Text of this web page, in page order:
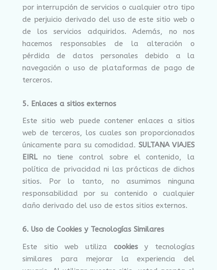
por interrupción de servicios o cualquier otro tipo
de perjuicio derivado del uso de este sitio web o
de los servicios adquiridos. Además, no nos
hacemos responsables de la alteración o
pérdida de datos personales debido a la
navegación o uso de plataformas de pago de
terceros.
5. Enlaces a sitios externos
Este sitio web puede contener enlaces a sitios
web de terceros, los cuales son proporcionados
únicamente para su comodidad. SULTANA VIAJES
EIRLno tiene control sobre el contenido, la
política de privacidad ni las prácticas de dichos
sitios. Por lo tanto, no asumimos ninguna
responsabilidad por su contenido o cualquier
daño derivado del uso de estos sitios externos.
6. Uso de Cookies y Tecnologías Similares
Este sitio web utiliza cookiesy tecnologías
similares para mejorar la experiencia del